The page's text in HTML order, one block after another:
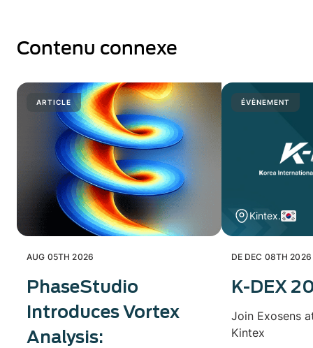
Contenu connexe
ARTICLE
AUG 05TH 2026
PhaseStudio
Introduces Vortex
Analysis:
ÉVÈNEMENT
Kintex.
DE DEC 08TH
K-DEX
Join Exosens
Kintex